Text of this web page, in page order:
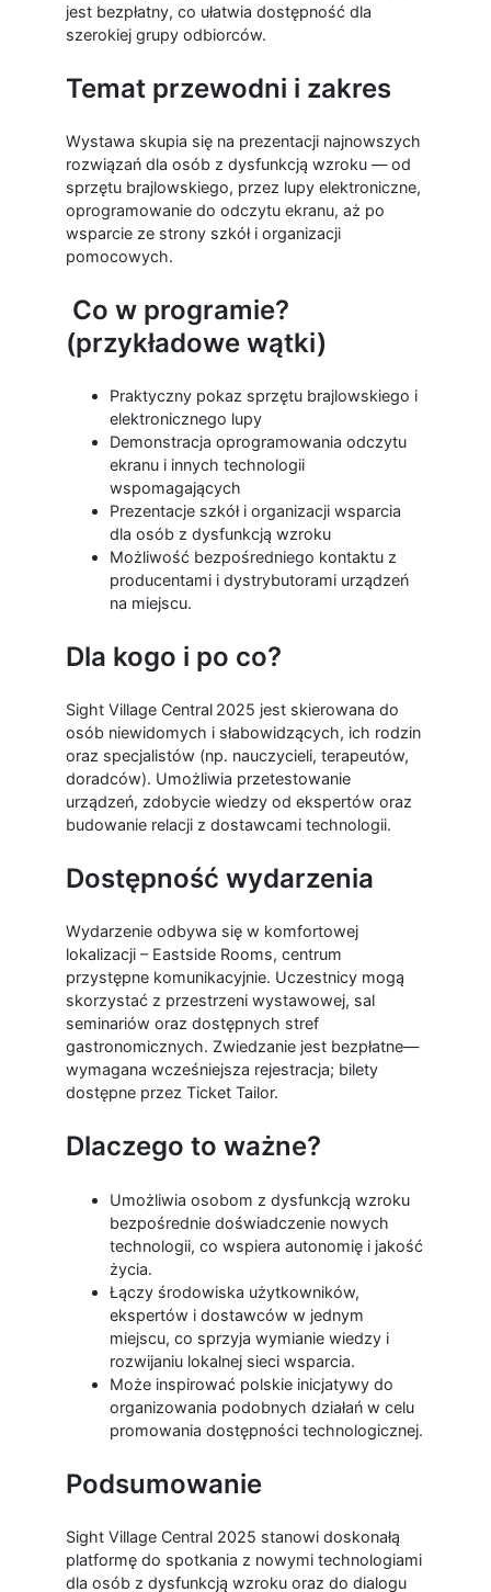
jest bezpłatny, co ułatwia dostępność dla
szerokiej grupy odbiorców.
Temat przewodni i zakres
Wystawa skupia się na prezentacji najnowszych
rozwiązań dla osób z dysfunkcją wzroku — od
sprzętu brajlowskiego, przez lupy elektroniczne,
oprogramowanie do odczytu ekranu, aż po
wsparcie ze strony szkół i organizacji
pomocowych.
Co w programie?
(przykładowe wątki)
Praktyczny pokaz sprzętu brajlowskiego i
elektronicznego lupy
Demonstracja oprogramowania odczytu
ekranu i innych technologii
wspomagających
Prezentacje szkół i organizacji wsparcia
dla osób z dysfunkcją wzroku
Możliwość bezpośredniego kontaktu z
producentami i dystrybutorami urządzeń
na miejscu.
Dla kogo i po co?
Sight Village Central 2025 jest skierowana do
osób niewidomych i słabowidzących, ich rodzin
oraz specjalistów (np. nauczycieli, terapeutów,
doradców). Umożliwia przetestowanie
urządzeń, zdobycie wiedzy od ekspertów oraz
budowanie relacji z dostawcami technologii.
Dostępność wydarzenia
Wydarzenie odbywa się w komfortowej
lokalizacji – Eastside Rooms, centrum
przystępne komunikacyjnie. Uczestnicy mogą
skorzystać z przestrzeni wystawowej, sal
seminariów oraz dostępnych stref
gastronomicznych. Zwiedzanie jest bezpłatne—
wymagana wcześniejsza rejestracja; bilety
dostępne przez Ticket Tailor.
Dlaczego to ważne?
Umożliwia osobom z dysfunkcją wzroku
bezpośrednie doświadczenie nowych
technologii, co wspiera autonomię i jakość
życia.
Łączy środowiska użytkowników,
ekspertów i dostawców w jednym
miejscu, co sprzyja wymianie wiedzy i
rozwijaniu lokalnej sieci wsparcia.
Może inspirować polskie inicjatywy do
organizowania podobnych działań w celu
promowania dostępności technologicznej.
Podsumowanie
Sight Village Central 2025 stanowi doskonałą
platformę do spotkania z nowymi technologiami
dla osób z dysfunkcją wzroku oraz do dialogu